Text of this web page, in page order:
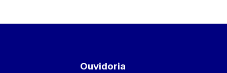
Ouvidoria